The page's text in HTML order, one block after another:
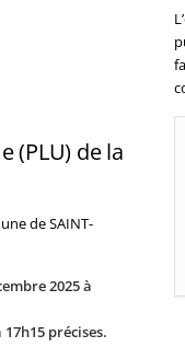
(PLU) de la
de SAINT-
2025 à
précises.